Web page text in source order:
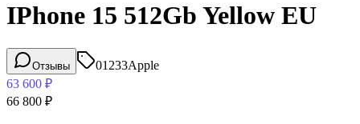
IPhone 15 512Gb Yellow EU
Отзывы 01233Apple
63 600 ₽
66 800 ₽